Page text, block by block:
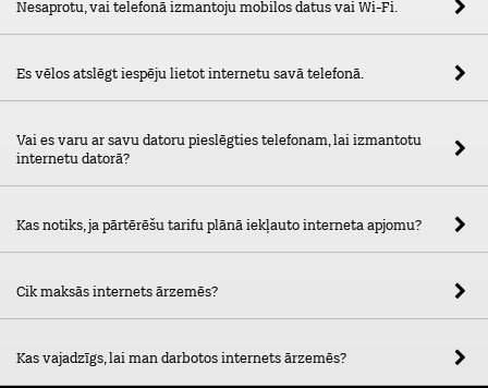
Nesaprotu, vai telefonā izmantoju mobilos datus vai Wi-Fi.
Es vēlos atslēgt iespēju lietot internetu savā telefonā.
Vai es varu ar savu datoru pieslēgties telefonam, lai izmantotu
internetu datorā?
Kas notiks, ja pārtērēšu tarifu plānā iekļauto interneta apjomu?
Cik maksās internets ārzemēs?
Kas vajadzīgs, lai man darbotos internets ārzemēs?